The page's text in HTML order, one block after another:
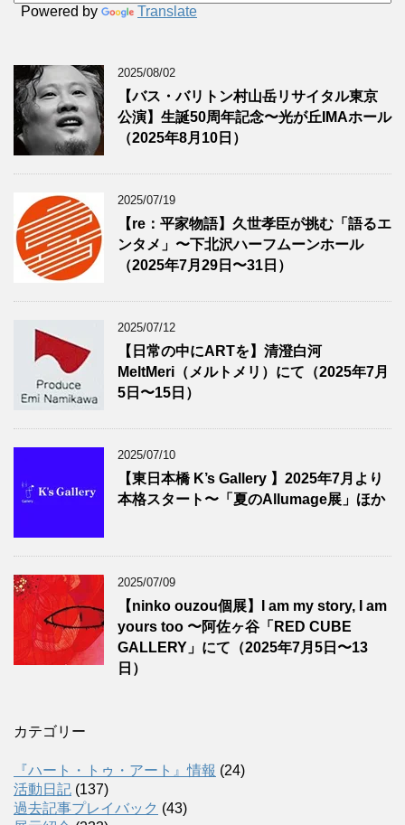
Powered by Translate
2025/08/02
【バス・バリトン村山岳リサイタル東京
公演】生誕50周年記念〜光が丘IMAホール
（2025年8月10日）
2025/07/19
【re：平家物語】久世孝臣が挑む「語るエ
ンタメ」〜下北沢ハーフムーンホール
（2025年7月29日〜31日）
2025/07/12
【日常の中にARTを】清澄白河
MeltMeri（メルトメリ）にて（2025年7月
5日〜15日）
2025/07/10
【東日本橋 K’s Gallery 】2025年7月より
本格スタート〜「夏のAllumage展」ほか
2025/07/09
【ninko ouzou個展】I am my story, I am
yours too 〜阿佐ヶ谷「RED CUBE
GALLERY」にて（2025年7月5日〜13
日）
カテゴリー
『ハート・トゥ・アート』情報 (24)
活動日記 (137)
過去記事プレイバック (43)